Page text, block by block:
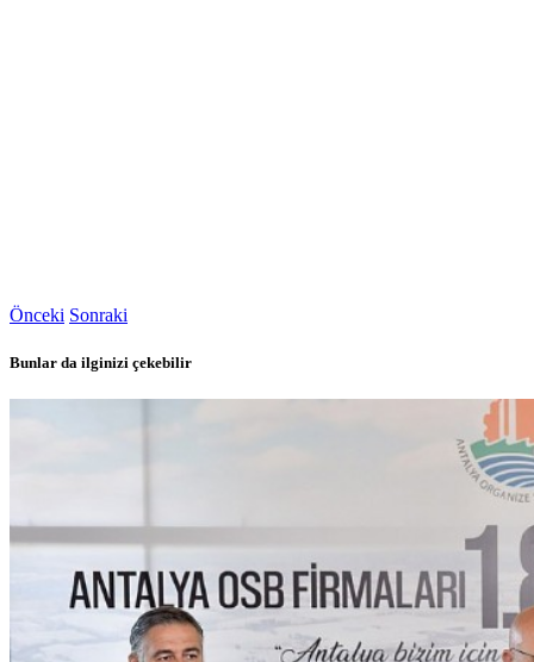
Önceki Sonraki
Bunlar da ilginizi çekebilir